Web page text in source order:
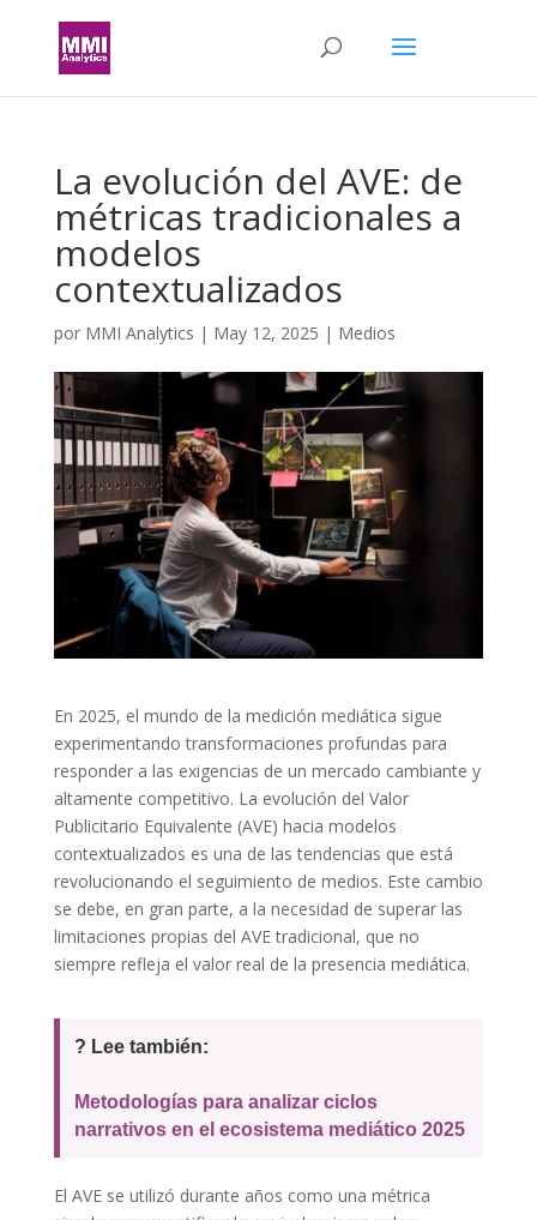
La evolución del AVE: de
métricas tradicionales a
modelos
contextualizados
por MMI Analytics | May 12, 2025 | Medios
En 2025, el mundo de la medición mediática sigue
experimentando transformaciones profundas para
responder a las exigencias de un mercado cambiante y
altamente competitivo. La evolución del Valor
Publicitario Equivalente (AVE) hacia modelos
contextualizados es una de las tendencias que está
revolucionando el seguimiento de medios. Este cambio
se debe, en gran parte, a la necesidad de superar las
limitaciones propias del AVE tradicional, que no
siempre refleja el valor real de la presencia mediática.
? Lee también:
Metodologías para analizar ciclos
narrativos en el ecosistema mediático 2025
El AVE se utilizó durante años como una métrica